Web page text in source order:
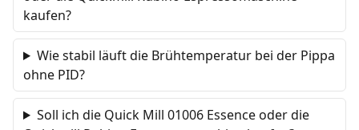
kaufen?
Wie stabil läuft die Brühtemperatur bei der Pippa
ohne PID?
Soll ich die Quick Mill 01006 Essence oder die